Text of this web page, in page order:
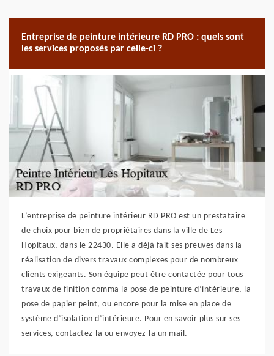
Entreprise de peinture intérieure RD PRO : quels sont
les services proposés par celle-ci ?
L’entreprise de peinture intérieur RD PRO est un prestataire
de choix pour bien de propriétaires dans la ville de Les
Hopitaux, dans le 22430. Elle a déjà fait ses preuves dans la
réalisation de divers travaux complexes pour de nombreux
clients exigeants. Son équipe peut être contactée pour tous
travaux de finition comma la pose de peinture d’intérieure, la
pose de papier peint, ou encore pour la mise en place de
système d’isolation d’intérieure. Pour en savoir plus sur ses
services, contactez-la ou envoyez-la un mail.